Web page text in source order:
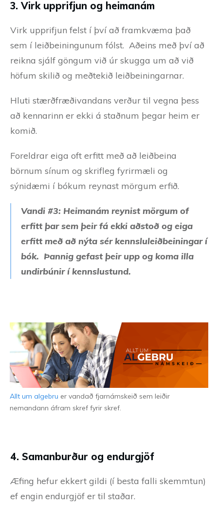
3. Virk upprifjun og heimanám
Virk upprifjun felst í því að framkvæma það
sem í leiðbeiningunum fólst. Aðeins með því að
reikna sjálf göngum við úr skugga um að við
höfum skilið og meðtekið leiðbeiningarnar.
Hluti stærðfræðivandans verður til vegna þess
að kennarinn er ekki á staðnum þegar heim er
komið.
Foreldrar eiga oft erfitt með að leiðbeina
börnum sínum og skrifleg fyrirmæli og
sýnidæmi í bókum reynast mörgum erfið.
Vandi #3: Heimanám reynist mörgum of
erfitt þar sem þeir fá ekki aðstoð og eiga
erfitt með að nýta sér kennsluleiðbeiningar í
bók. Þannig gefast þeir upp og koma illa
undirbúnir í kennslustund.
Allt um algebru er vandað fjarnámskeið sem leiðir
nemandann áfram skref fyrir skref.
4. Samanburður og endurgjöf
Æfing hefur ekkert gildi (í besta falli skemmtun)
ef engin endurgjöf er til staðar.